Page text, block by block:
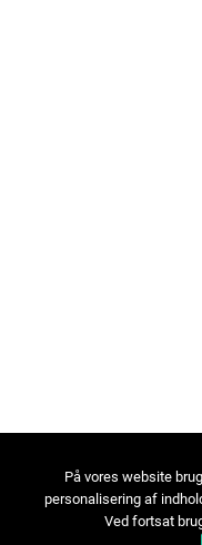
På vores website
personalisering af
Ved fortsat